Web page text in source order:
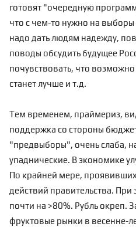
готовят "очередную
что с чем-то нужно на
надо дать людям надежду,
поводы обсудить будущее
почувствовать, что
станет лучше и т.д.
Тем временем, праймериз,
поддержка со стороны
"предвыборы", очень слаба,
упаднические. В экономике
По крайней мере,
действий правительства. При
почти на >80%. Рубль окреп.
фруктовые рынки в весенне-